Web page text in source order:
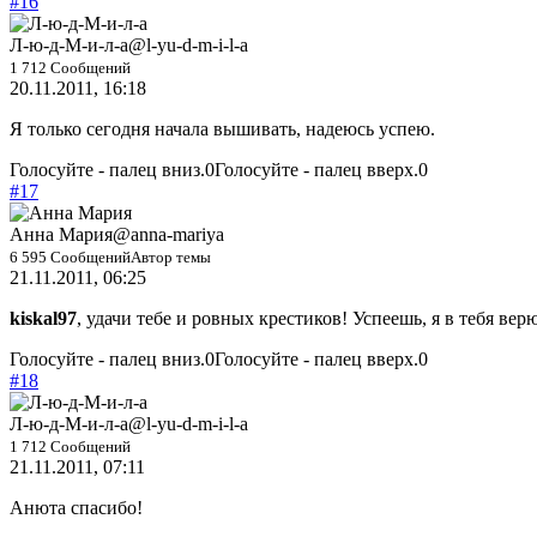
Л-ю-д-М-и-л-а@l-yu-d-m-i-l-a
1 712 Сообщений
20.11.2011, 16:18
Я только сегодня начала вышивать, надеюсь успею.
Голосуйте - палец вниз.0Голосуйте - палец вверх.0
#17
Анна Мария@anna-mariya
6 595 СообщенийАвтор темы
21.11.2011, 06:25
kiskal97, удачи тебе и ровных крестиков! Успеешь, я в тебя
Голосуйте - палец вниз.0Голосуйте - палец вверх.0
#18
Л-ю-д-М-и-л-а@l-yu-d-m-i-l-a
1 712 Сообщений
21.11.2011, 07:11
Анюта спасибо!